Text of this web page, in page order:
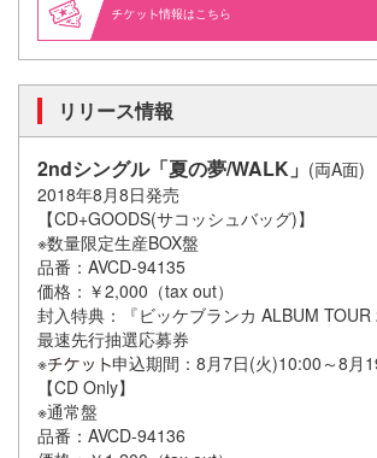
情報はこちら
リリース情報
2ndシングル「夏の夢/WALK」 (両A面)
2018年8月8日発売
【CD+GOODS(サコッシュバッグ)】
※数量限定生産BOX盤
品番：AVCD-94135
価格：￥2,000（tax out）
封入特典：『ビッケブランカ ALBUM TOUR
最速先行抽選応募券
※
申込期間：8月7日(火)10:00～8月
【CD Only】
※通常盤
品番：AVCD-94136